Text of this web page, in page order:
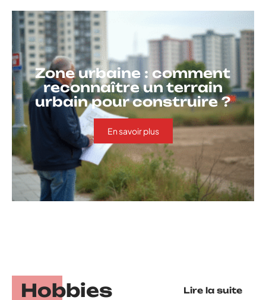
Zone urbaine : comment
reconnaître un terrain
urbain pour construire ?
En savoir plus
Hobbies Lire la suite